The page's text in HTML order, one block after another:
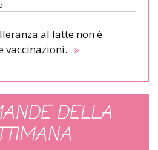
al latte non è
»
DELLA